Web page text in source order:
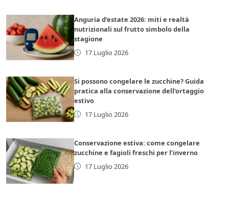
Anguria d’estate 2026: miti e realtà
nutrizionali sul frutto simbolo della
stagione
17 Luglio 2026
Si possono congelare le zucchine? Guida
pratica alla conservazione dell’ortaggio
estivo
17 Luglio 2026
Conservazione estiva: come congelare
zucchine e fagioli freschi per l’inverno
17 Luglio 2026